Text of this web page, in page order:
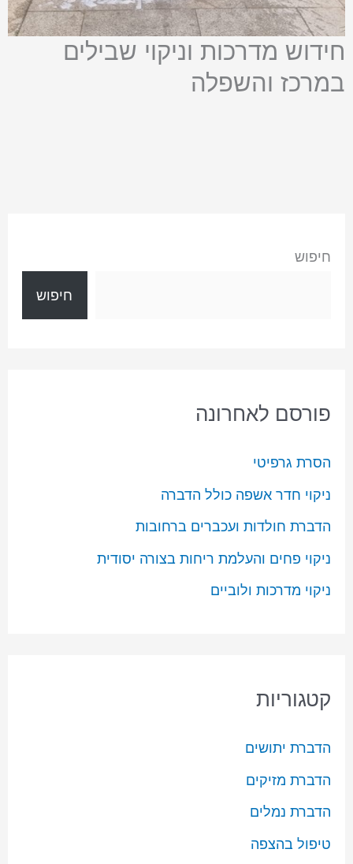
חידוש מדרכות וניקוי שבילים
במרכז והשפלה
חיפוש
חיפוש
פורסם לאחרונה
הסרת גרפיטי
ניקוי חדר אשפה כולל הדברה
הדברת חולדות ועכברים ברחובות
ניקוי פחים והעלמת ריחות בצורה יסודית
ניקוי מדרכות ולוביים
קטגוריות
הדברת יתושים
הדברת מזיקים
הדברת נמלים
טיפול בהצפה